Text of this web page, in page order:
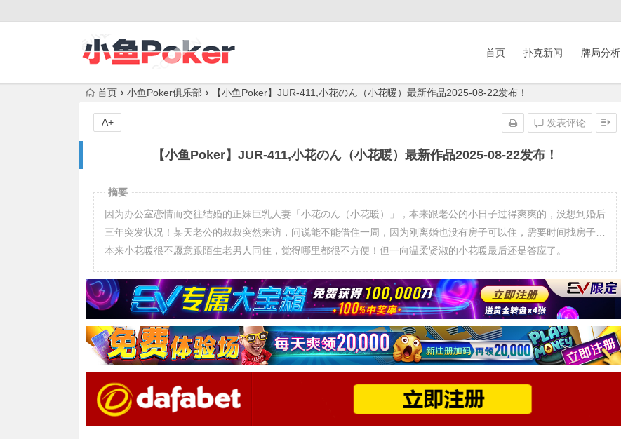
首页 扑克新闻 牌局分析
首页 小鱼Poker俱乐部 【小鱼Poker】JUR-411,小花のん（小花暖）最新作品2025-08-22发布！
【小鱼Poker】JUR-411,小花のん（小花暖）最新作品2025-08-22发布！
发表评论
A+
摘要
因为办公室恋情而交往结婚的正妹巨乳人妻「小花のん（小花暖）」，本来跟老公的小日子过得爽爽的，没想到婚后
三年突发状况！某天老公的叔叔突然来访，问说能不能借住一周，因为刚离婚也没有房子可以住，需要时间找房子…
本来小花暖很不愿意跟陌生老男人同住，觉得哪里都很不方便！但一向温柔贤淑的小花暖最后还是答应了。